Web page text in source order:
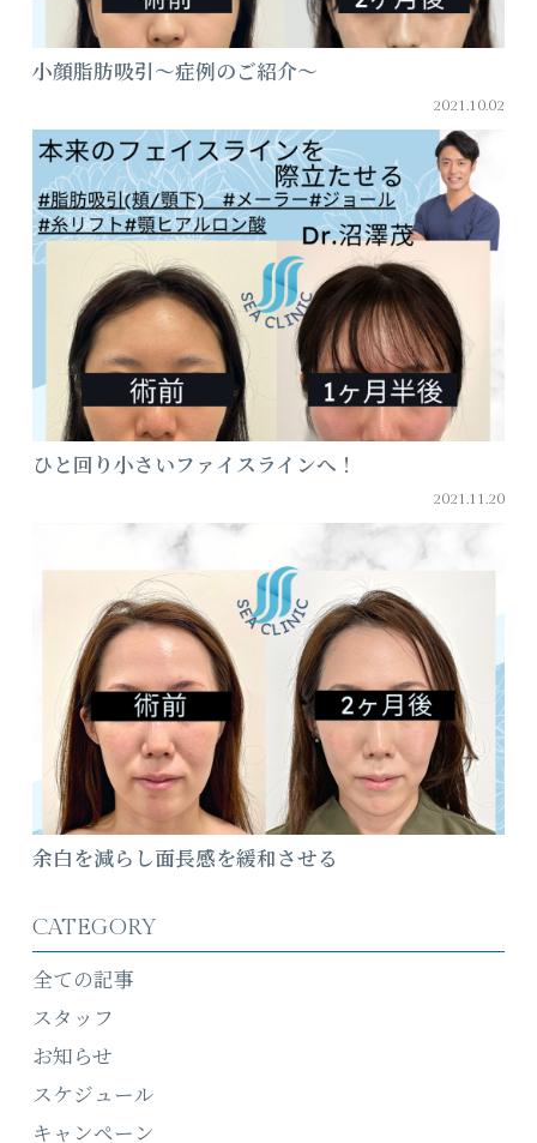
小顔脂肪吸引～症例のご紹介～
2021.10.02
ひと回り小さいファイスラインへ！
2021.11.20
余白を減らし面長感を緩和させる
CATEGORY
全ての記事
スタッフ
お知らせ
スケジュール
キャンペーン